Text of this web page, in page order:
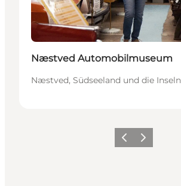
Næstved Automobilmuseum
Næstved, Südseeland und die Inseln
ZurückWeiter